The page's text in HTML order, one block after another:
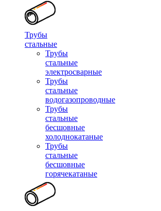
Трубы
стальные
Трубы
стальные
электросварные
Трубы
стальные
водогазопроводные
Трубы
стальные
бесшовные
холоднокатаные
Трубы
стальные
бесшовные
горячекатаные